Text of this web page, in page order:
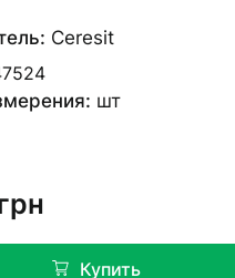
Ceresit
шт
Купить